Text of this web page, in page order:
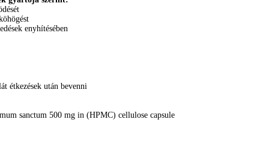
enyhítésében
étkezések után bevenni
sanctum 500 mg in (HPMC) cellulose capsule